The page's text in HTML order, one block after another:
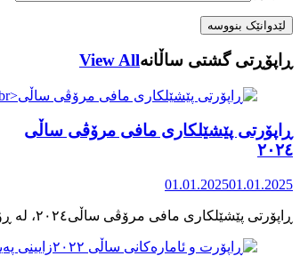
ڕاپۆڕتی گشتی ساڵانهView All
ڕاپۆرتی پێشێلکاری مافی مرۆڤی ساڵی
٢٠٢٤
01.01.202501.01.2025